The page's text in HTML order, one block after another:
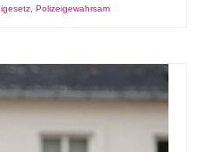
Polizeigewahrsam